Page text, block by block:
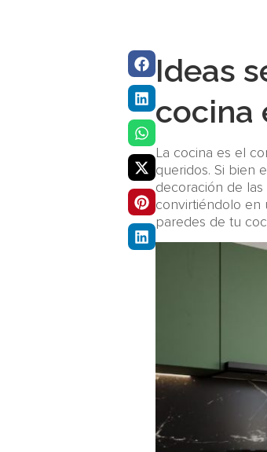
Ideas
cocina
La cocina es el
queridos. Si bien
decoración de
convirtiéndolo en
paredes de tu